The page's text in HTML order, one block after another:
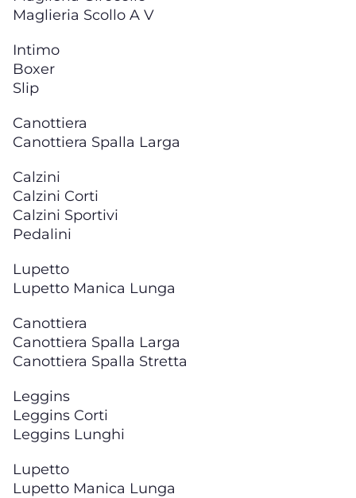
Maglieria Scollo A V
Intimo
Boxer
Slip
Canottiera
Canottiera Spalla Larga
Calzini
Calzini Corti
Calzini Sportivi
Pedalini
Lupetto
Lupetto Manica Lunga
Canottiera
Canottiera Spalla Larga
Canottiera Spalla Stretta
Leggins
Leggins Corti
Leggins Lunghi
Lupetto
Lupetto Manica Lunga